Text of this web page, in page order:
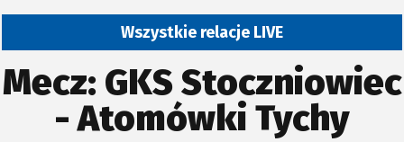
Wszystkie relacje LIVE
Mecz: GKS Stoczniowiec
- Atomówki Tychy